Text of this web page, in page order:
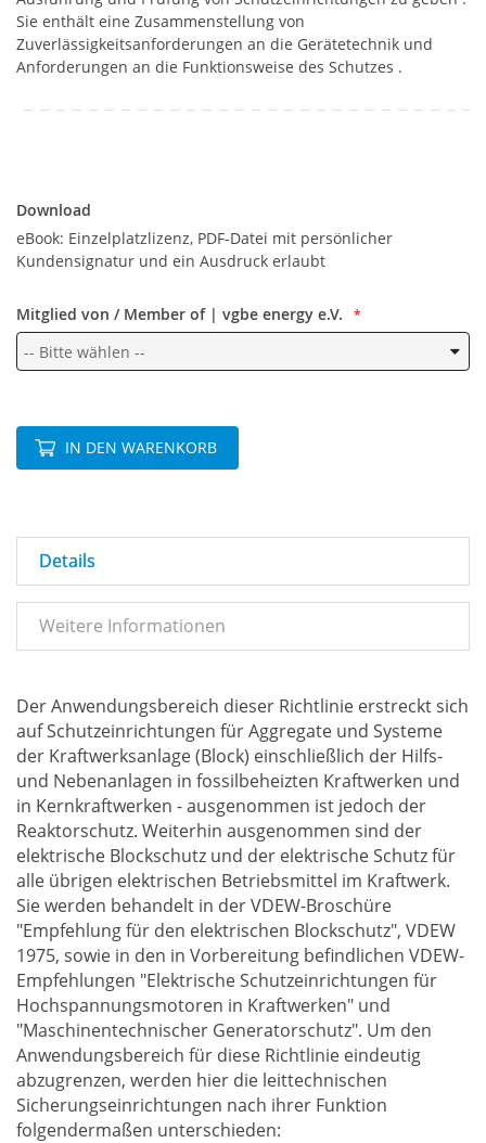
Sie enthält eine Zusammenstellung von
Zuverlässigkeitsanforderungen an die Gerätetechnik und
Anforderungen an die Funktionsweise des Schutzes .
Download
eBook: Einzelplatzlizenz, PDF-Datei mit persönlicher
Kundensignatur und ein Ausdruck erlaubt
Mitglied von / Member of | vgbe energy e.V.
IN DEN WARENKORB
Details
Weitere Informationen
Der Anwendungsbereich dieser Richtlinie erstreckt sich
auf Schutzeinrichtungen für Aggregate und Systeme
der Kraftwerksanlage (Block) einschließlich der Hilfs-
und Nebenanlagen in fossilbeheizten Kraftwerken und
in Kernkraftwerken - ausgenommen ist jedoch der
Reaktorschutz. Weiterhin ausgenommen sind der
elektrische Blockschutz und der elektrische Schutz für
alle übrigen elektrischen Betriebsmittel im Kraftwerk.
Sie werden behandelt in der VDEW-Broschüre
"Empfehlung für den elektrischen Blockschutz", VDEW
1975, sowie in den in Vorbereitung befindlichen VDEW-
Empfehlungen "Elektrische Schutzeinrichtungen für
Hochspannungsmotoren in Kraftwerken" und
"Maschinentechnischer Generatorschutz". Um den
Anwendungsbereich für diese Richtlinie eindeutig
abzugrenzen, werden hier die leittechnischen
Sicherungseinrichtungen nach ihrer Funktion
folgendermaßen unterschieden: